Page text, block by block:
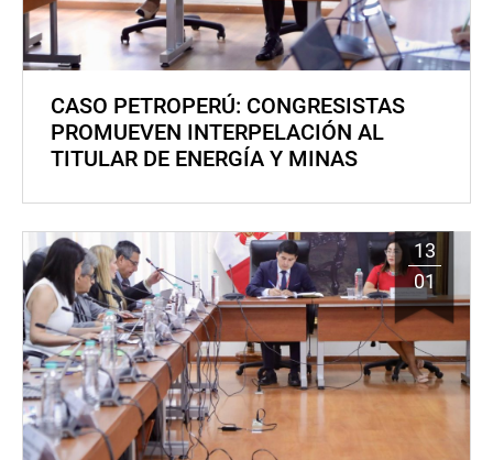
CASO PETROPERÚ: CONGRESISTAS
PROMUEVEN INTERPELACIÓN AL
TITULAR DE ENERGÍA Y MINAS
13
01